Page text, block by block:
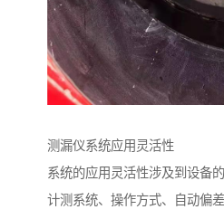
测漏仪系统应用灵活性
系统的应用灵活性涉及到设备
计测系统、操作方式、自动偏